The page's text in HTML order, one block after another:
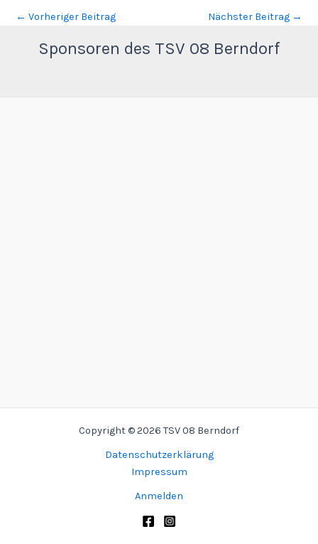
← Vorheriger Beitrag Nächster Beitrag →
Sponsoren des TSV 08 Berndorf
Copyright © 2026 TSV 08 Berndorf
Datenschutzerklärung
Impressum
Anmelden